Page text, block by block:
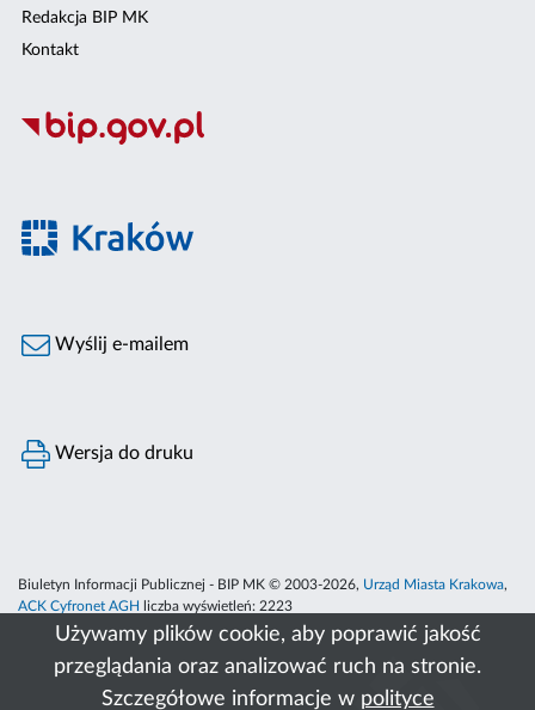
Używamy plików cookie, aby poprawić jakość
przeglądania oraz analizować ruch na stronie.
Szczegółowe informacje w polityce
Redakcja BIP MK
Kontakt
Wyślij e-mailem
Wersja do druku
Biuletyn Informacji Publicznej - BIP MK © 2003-2026, Urząd Miasta Krakowa,
ACK Cyfronet AGH
liczba wyświetleń: 2223